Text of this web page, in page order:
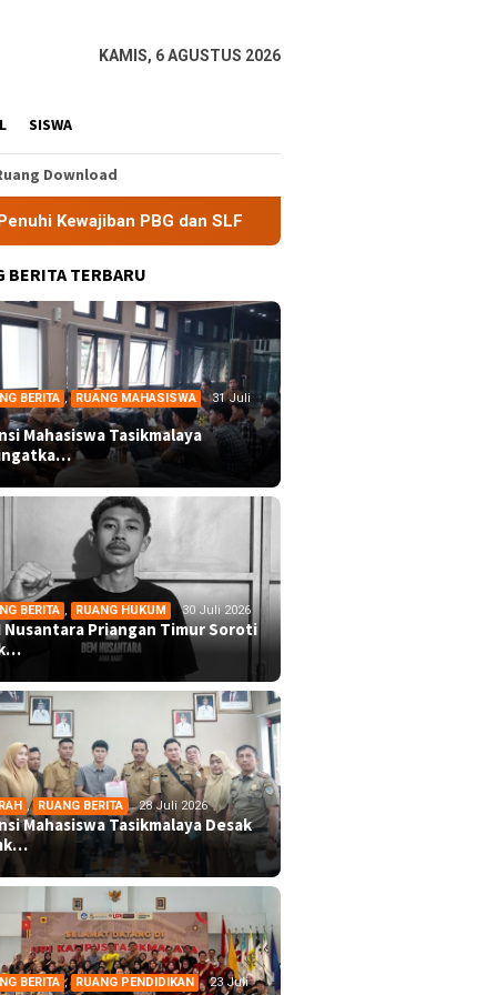
KAMIS, 6 AGUSTUS 2026
SISWA
Download
PBG dan SLF BEM Nusantara Priangan Timur Soroti
BERITA TERBARU
BERITA , RUANG MAHASISWA
31 Juli
Mahasiswa Tasikmalaya
BERITA , RUANG HUKUM 30 Juli 2026
Nusantara Priangan Timur Soroti
, RUANG BERITA 28 Juli 2026
Mahasiswa Tasikmalaya Desak
BERITA , RUANG PENDIDIKAN
23 Juli